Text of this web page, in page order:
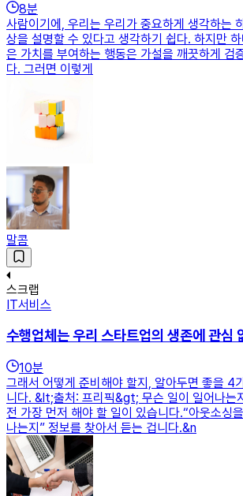
8분
사람이기에, 우리는 우리가 중요하게 생각하는
상을 설명할 수 있다고 생각하기 쉽다. 하지만
은 가치를 부여하는 행동은 가설을 깨끗하게 검
다. 그러면 이렇게
말콤
스크랩
IT서비스
수행업체는 우리 스타트업의 생존에 관심
10분
그래서 어떻게 준비해야 할지, 알아두면 좋을 4
니다. &lt;출처: 프리픽&gt; 무슨 일이 일어나는
전 가장 먼저 해야 할 일이 있습니다.“아웃소싱
나는지” 정보를 찾아서 듣는 겁니다.&n